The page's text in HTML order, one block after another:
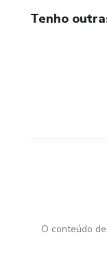
Tenho
O conteúdo